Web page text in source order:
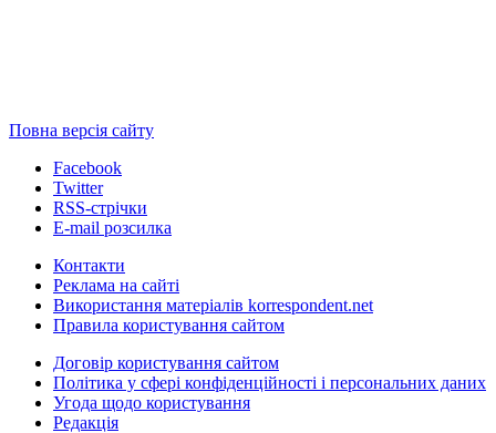
Повна версія сайту
Facebook
Twitter
RSS-стрічки
E-mail розсилка
Контакти
Реклама на сайті
Використання матеріалів korrespondent.net
Правила користування сайтом
Договір користування сайтом
Політика у сфері конфіденційності і персональних даних
Угода щодо користування
Редакція